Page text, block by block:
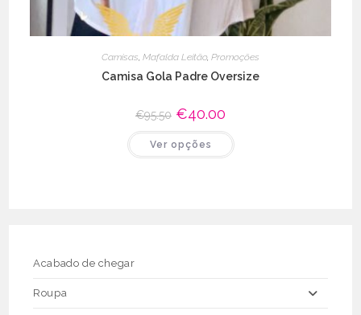
Camisas, Mafalda Leitão, Promoções
Camisa Gola Padre Oversize
€95.50 O
preço
original
era:
€95.50.
€40.00
atual
é:
€40.00.
Ver opções
product
Acabado de chegar
Roupa